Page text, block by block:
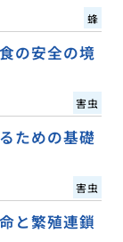
蜂
の安全の境
害虫
ための基礎
害虫
と繁殖連鎖